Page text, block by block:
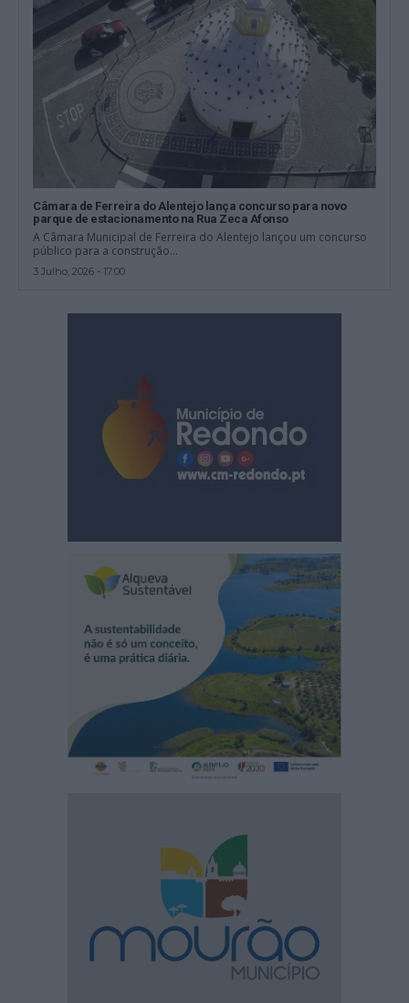
Câmara de Ferreira do Alentejo lança concurso para novo
parque de estacionamento na Rua Zeca Afonso
A Câmara Municipal de Ferreira do Alentejo lançou um concurso
público para a construção...
3 Julho, 2026 - 17:00